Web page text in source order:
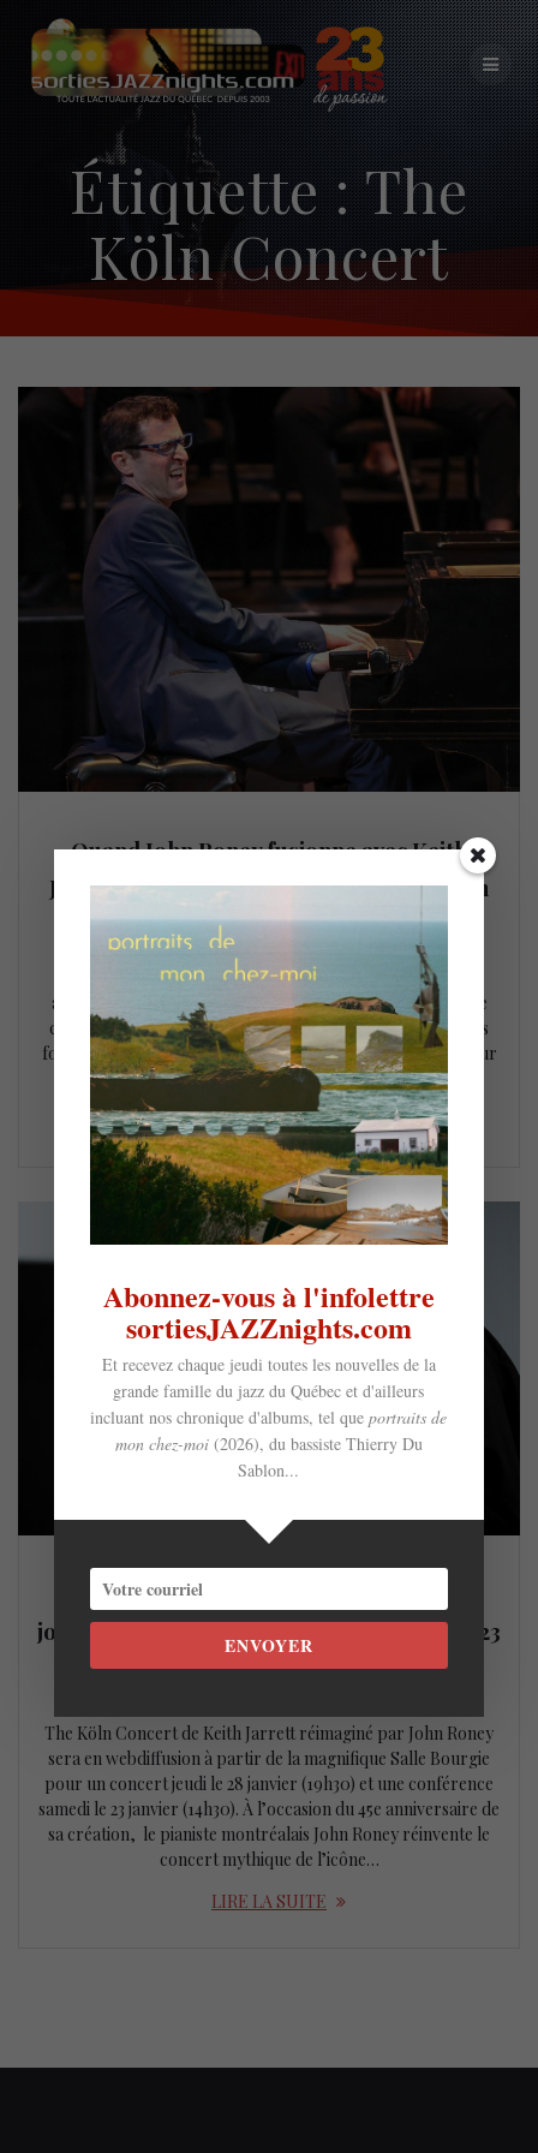
Skip
to
content
Étiquette :The
Köln Concert
Quand John Roney fusionne avec Keith
Jarrett : le Köln Concert réinventé le 28 jan
Imaginez ce randonneur chevronné qui décide un jour de
s’aventurer dans un paysage que nul avant lui n’a osé
affronter. En face de tous les possibles, il trace son propre
chemin, suit le mélodieux cours d’un ruisseau, traverse des
forêts denses et brumeuses, gravit des pentes abruptes pour
se retrouver, l’espace d’un instant, immobile devant…
LIRE LA SUITE
The Köln Concert : John Roney raconte et
joue Keith Jarrett – Concert-conférence le 23
janvier et concert le 28 janvier
The Köln Concert de Keith Jarrett réimaginé par John Roney
sera en webdiffusion à partir de la magnifique Salle Bourgie
pour un concert jeudi le 28 janvier (19h30) et une conférence
samedi le 23 janvier (14h30). À l’occasion du 45e anniversaire de
sa création, le pianiste montréalais John Roney réinvente le
concert mythique de l’icône…
LIRE LA SUITE
Abonnez-vous à l'infolettre
sortiesJAZZnights.com
Et recevez chaque jeudi toutes les nouvelles de la
grande famille du jazz du Québec et d'ailleurs
incluant nos chronique d'albums, tel queportraits de
mon chez-moi (2026), du bassiste Thierry Du
Sablon...
ENVOYER